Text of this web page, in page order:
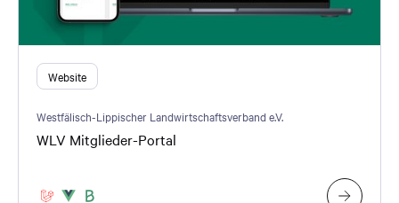
Website
Westfälisch-Lippischer Landwirtschaftsverband e.V.
WLV Mitglieder-Portal